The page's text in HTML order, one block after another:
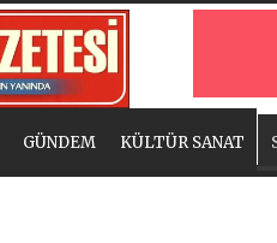
GÜNDEM KÜLTÜR SANAT